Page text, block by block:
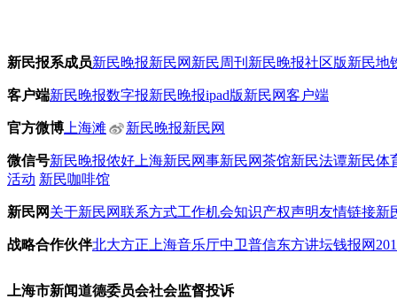
新民报系成员新民晚报新民网 新民周刊 新民晚报社区版新民地
客户端新民晚报数字报新民晚报ipad版新民网客户端
官方微博 上海滩 新民晚报新民网
微信号新民晚报侬好上海新民网事新民网茶馆新民法谭新民体
活动 新民咖啡馆
新民网关于新民网联系方式工作机会知识产权声明友情链接新
战略合作伙伴北大方正 上海音乐厅中卫普信东方讲坛钱报网
上海市新闻道德委员会社会监督投诉